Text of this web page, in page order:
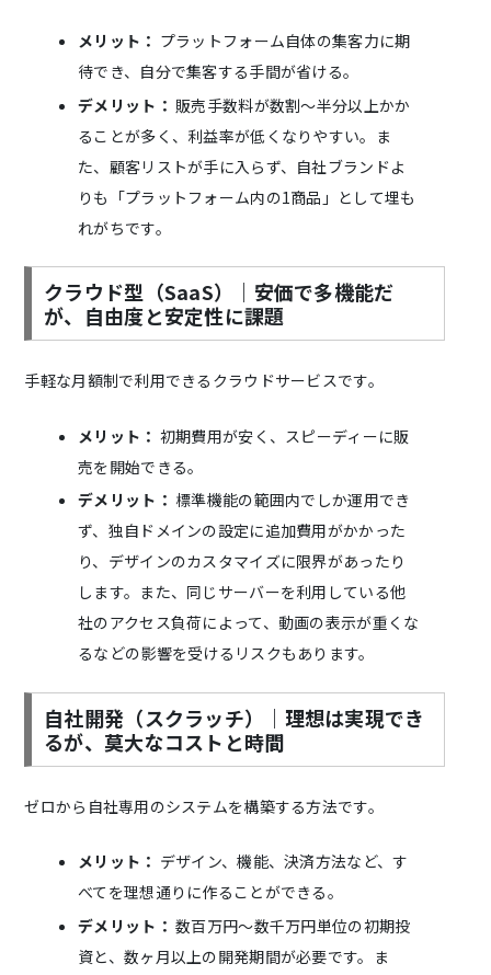
メリット： プラットフォーム自体の集客力に期
待でき、自分で集客する手間が省ける。
デメリット： 販売手数料が数割〜半分以上かか
ることが多く、利益率が低くなりやすい。ま
た、顧客リストが手に入らず、自社ブランドよ
りも「プラットフォーム内の1商品」として埋も
れがちです。
クラウド型（SaaS）｜安価で多機能だ
が、自由度と安定性に課題
手軽な月額制で利用できるクラウドサービスです。
メリット： 初期費用が安く、スピーディーに販
売を開始できる。
デメリット： 標準機能の範囲内でしか運用でき
ず、独自ドメインの設定に追加費用がかかった
り、デザインのカスタマイズに限界があったり
します。また、同じサーバーを利用している他
社のアクセス負荷によって、動画の表示が重くな
るなどの影響を受けるリスクもあります。
自社開発（スクラッチ）｜理想は実現でき
るが、莫大なコストと時間
ゼロから自社専用のシステムを構築する方法です。
メリット： デザイン、機能、決済方法など、す
べてを理想通りに作ることができる。
デメリット： 数百万円〜数千万円単位の初期投
資と、数ヶ月以上の開発期間が必要です。ま